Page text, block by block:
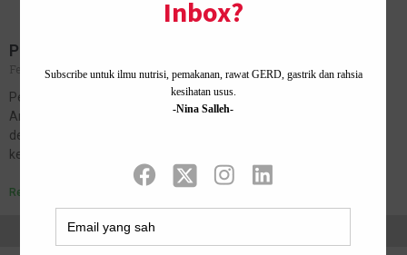
Pening Melayang Tapi Check Up Normal?
February 13, 2026
No Comments
Pening Melayang Tapi Check Up Normal? Jangan Terus Salahkan
Anxiety “Doktor kata semua normal.” Itu ayat yang ramai orang
dengar selepas bertahun-tahun menghadapi pening melayang,
kepala rasa ringan, dan badan…
Read More »
Home · About Me